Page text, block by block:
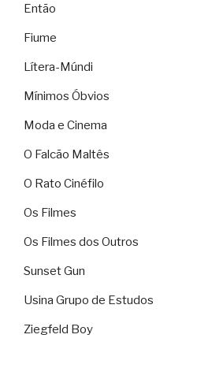
Então
Fiume
Lítera-Múndi
Mínimos Óbvios
Moda e Cinema
O Falcão Maltês
O Rato Cinéfilo
Os Filmes
Os Filmes dos Outros
Sunset Gun
Usina Grupo de Estudos
Ziegfeld Boy